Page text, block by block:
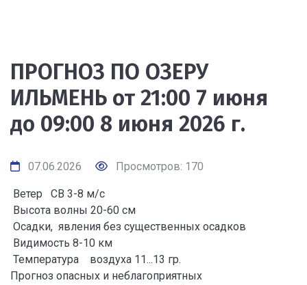
ПРОГНОЗ ПО ОЗЕРУ
ИЛЬМЕНЬ от 21:00 7 июня
до 09:00 8 июня 2026 г.
07.06.2026 Просмотров: 170
Ветер СВ 3-8 м/с
Высота волны 20-60 см
Осадки, явления без существенных осадков
Видимость 8-10 км
Температура воздуха 11...13 гр.
Прогноз опасных и неблагоприятных